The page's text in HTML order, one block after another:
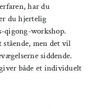
har du
du hjertelig
qigong-workshop.
men det vil
siddende.
både et individuelt